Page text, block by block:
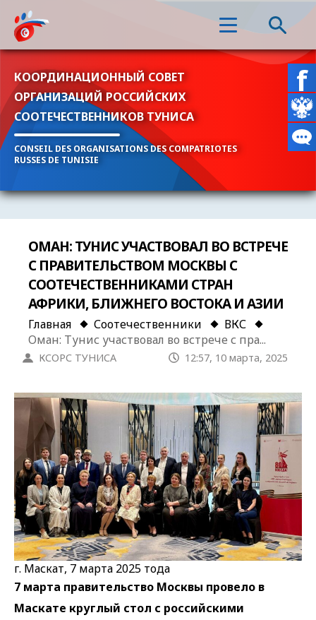
КООРДИНАЦИОННЫЙ СОВЕТ
ОРГАНИЗАЦИЙ РОССИЙСКИХ
СООТЕЧЕСТВЕННИКОВ ТУНИСА
CONSEIL DES ORGANISATIONS DES COMPATRIOTES
RUSSES DE TUNISIE
ОМАН: ТУНИС УЧАСТВОВАЛ ВО ВСТРЕЧЕ
С ПРАВИТЕЛЬСТВОМ МОСКВЫ С
СООТЕЧЕСТВЕННИКАМИ СТРАН
АФРИКИ, БЛИЖНЕГО ВОСТОКА И АЗИИ
Главная Соотечественники
ВКС
Оман: Тунис участвовал во встрече с пра...
КСОРС ТУНИСА 12:57, 10 марта, 2025
г. Маскат, 7 марта 2025 тода
7 марта правительство Москвы провело в
Маскате круглый стол с российскими